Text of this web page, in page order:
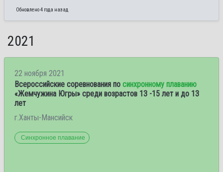
Обновлено 4 года назад
2021
22 ноября 2021
Всероссийские соревнования по синхронному плаванию
«Жемчужина Югры» среди возрастов 13 -15 лет и до 13
лет
г.Ханты-Мансийск
Синхронное плавание